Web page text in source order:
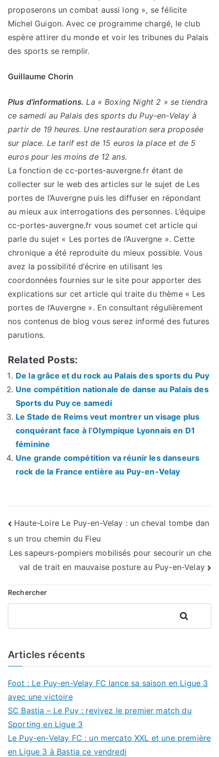
proposerons un combat aussi long », se félicite
Michel Guigon. Avec ce programme chargé, le club
espère attirer du monde et voir les tribunes du Palais
des sports se remplir.
Guillaume Chorin
Plus d’informations. La « Boxing Night 2 » se tiendra
ce samedi au Palais des sports du Puy-en-Velay à
partir de 19 heures. Une restauration sera proposée
sur place. Le tarif est de 15 euros la place et de 5
euros pour les moins de 12 ans.
La fonction de cc-portes-auvergne.fr étant de
collecter sur le web des articles sur le sujet de Les
portes de l’Auvergne puis les diffuser en répondant
au mieux aux interrogations des personnes. L’équipe
cc-portes-auvergne.fr vous soumet cet article qui
parle du sujet « Les portes de l’Auvergne ». Cette
chronique a été reproduite du mieux possible. Vous
avez la possibilité d’écrire en utilisant les
coordonnées fournies sur le site pour apporter des
explications sur cet article qui traite du thème « Les
portes de l’Auvergne ». En consultant régulièrement
nos contenus de blog vous serez informé des futures
parutions.
Related Posts:
De la grâce et du rock au Palais des sports du Puy
Une compétition nationale de danse au Palais des
Sports du Puy ce samedi
Le Stade de Reims veut montrer un visage plus
conquérant face à l’Olympique Lyonnais en D1
féminine
Une grande compétition va réunir les danseurs
rock de la France entière au Puy-en-Velay
Navigation
de
l’article
Haute-Loire Le Puy-en-Velay : un cheval tombe dan
s un trou chemin du Fieu
Les sapeurs-pompiers mobilisés pour secourir un che
val de trait en mauvaise posture au Puy-en-Velay
Rechercher
Rechercher
Articles récents
Foot : Le Puy-en-Velay FC lance sa saison en Ligue 3
avec une victoire
SC Bastia – Le Puy : revivez le premier match du
Sporting en Ligue 3
Le Puy-en-Velay FC : un mercato XXL et une première
en Ligue 3 à Bastia ce vendredi